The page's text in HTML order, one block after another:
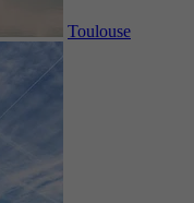
Toulouse